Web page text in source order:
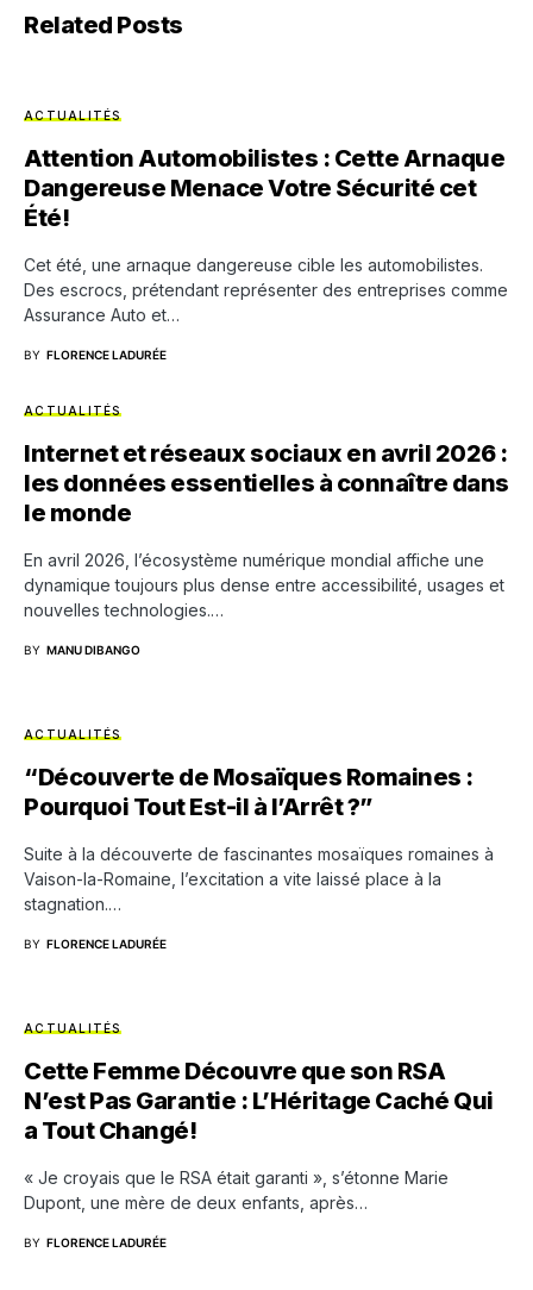
Related Posts
ACTUALITÉS
Attention Automobilistes : Cette Arnaque
Dangereuse Menace Votre Sécurité cet
Été!
Cet été, une arnaque dangereuse cible les automobilistes.
Des escrocs, prétendant représenter des entreprises comme
Assurance Auto et…
BY FLORENCE LADURÉE
ACTUALITÉS
Internet et réseaux sociaux en avril 2026 :
les données essentielles à connaître dans
le monde
En avril 2026, l’écosystème numérique mondial affiche une
dynamique toujours plus dense entre accessibilité, usages et
nouvelles technologies.…
BY MANU DIBANGO
ACTUALITÉS
“Découverte de Mosaïques Romaines :
Pourquoi Tout Est-il à l’Arrêt ?”
Suite à la découverte de fascinantes mosaïques romaines à
Vaison-la-Romaine, l’excitation a vite laissé place à la
stagnation.…
BY FLORENCE LADURÉE
ACTUALITÉS
Cette Femme Découvre que son RSA
N’est Pas Garantie : L’Héritage Caché Qui
a Tout Changé!
« Je croyais que le RSA était garanti », s’étonne Marie
Dupont, une mère de deux enfants, après…
BY FLORENCE LADURÉE